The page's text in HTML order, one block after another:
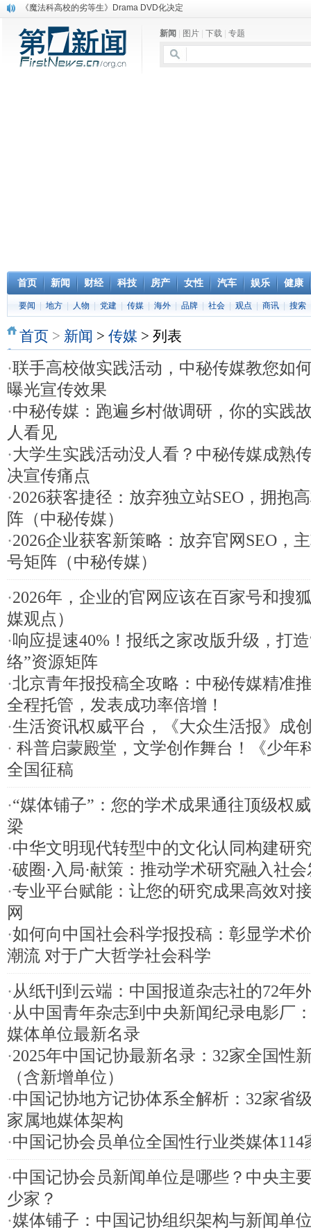
《魔法科高校的劣等生》Drama DVD化决定
消息称刘强东要求京东商城明年扭亏为盈
保健品也能吃出一身病? 康宝莱员工自揭多项家丑
煤价"跳水"电企利润"蹦高" 电煤联动亟待完善
新闻 图片 下载 专题
首页 新闻 财经 科技 房产 女性 汽车 娱乐 健康
要闻 地方 人物 党建 传媒 海外 品牌 社会 观点 商讯 搜索
首页 > 新闻 > 传媒 > 列表
·联手高校做实践活动，中秘传媒教您如
曝光宣传效果
·中秘传媒：跑遍乡村做调研，你的实践
人看见
·大学生实践活动没人看？中秘传媒成熟
决宣传痛点
·2026获客捷径：放弃独立站SEO，拥抱
阵（中秘传媒）
·2026企业获客新策略：放弃官网SEO，
号矩阵（中秘传媒）
·2026年，企业的官网应该在百家号和搜
媒观点）
·响应提速40%！报纸之家改版升级，打
络”资源矩阵
·北京青年报投稿全攻略：中秘传媒精准
全程托管，发表成功率倍增！
·生活资讯权威平台，《大众生活报》成
· 科普启蒙殿堂，文学创作舞台！《少年
全国征稿
·“媒体铺子”：您的学术成果通往顶级权
梁
·中华文明现代转型中的文化认同构建研
·破圈·入局·献策：推动学术研究融入社
·专业平台赋能：让您的研究成果高效对
网
·如何向中国社会科学报投稿：彰显学术
潮流 对于广大哲学社会科学
·从纸刊到云端：中国报道杂志社的72年
·从中国青年杂志到中央新闻纪录电影厂
媒体单位最新名录
·2025年中国记协最新名录：32家全国性
（含新增单位）
·中国记协地方记协体系全解析：32家省
家属地媒体架构
·中国记协会员单位全国性行业类媒体114
·中国记协会员新闻单位是哪些？‌中央主
少家？
·媒体铺子：中国记协组织架构与新闻单